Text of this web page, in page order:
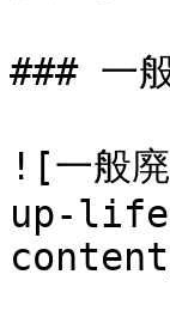
### 一
![一般
up-